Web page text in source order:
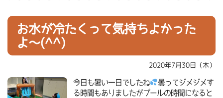
お水が冷たくって気持ちよかった
よ～(^^)
2020年7月30日（木）
今日も暑い一日でしたね
曇ってジメジメす
る時間もありましたがプールの時間になると